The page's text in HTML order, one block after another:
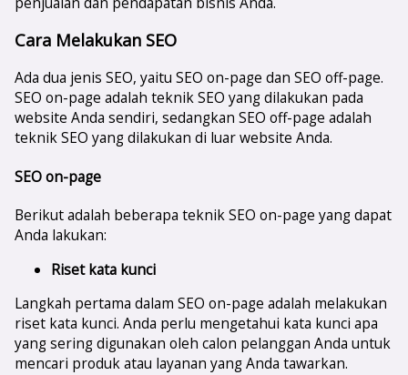
Cara Melakukan SEO
Ada dua jenis SEO, yaitu SEO on-page dan SEO off-page.
SEO on-page adalah teknik SEO yang dilakukan pada
website Anda sendiri, sedangkan SEO off-page adalah
teknik SEO yang dilakukan di luar website Anda.
SEO on-page
Berikut adalah beberapa teknik SEO on-page yang dapat
Anda lakukan:
Riset kata kunci
Langkah pertama dalam SEO on-page adalah melakukan
riset kata kunci. Anda perlu mengetahui kata kunci apa
yang sering digunakan oleh calon pelanggan Anda untuk
mencari produk atau layanan yang Anda tawarkan.